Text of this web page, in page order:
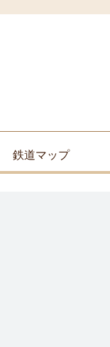
鉄道マップ